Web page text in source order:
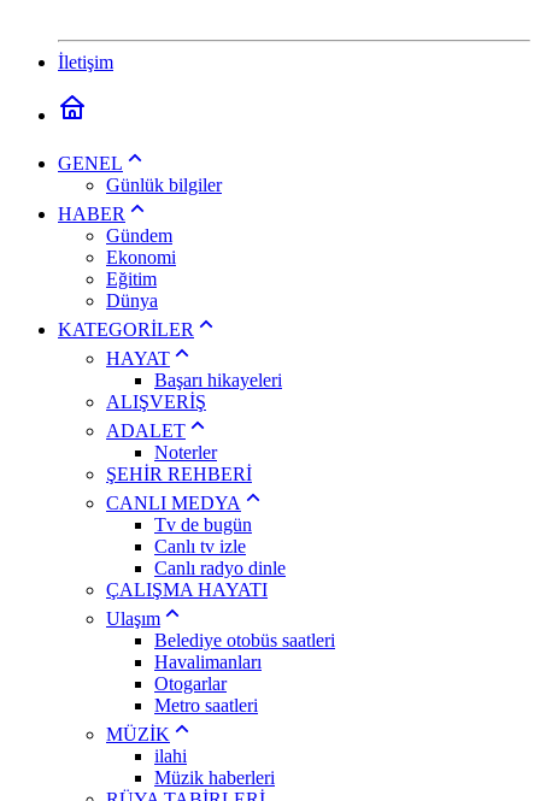
İletişim
GENEL
Günlük bilgiler
HABER
Gündem
Ekonomi
Eğitim
Dünya
KATEGORİLER
HAYAT
Başarı hikayeleri
ALIŞVERİŞ
ADALET
Noterler
ŞEHİR REHBERİ
CANLI MEDYA
Tv de bugün
Canlı tv izle
Canlı radyo dinle
ÇALIŞMA HAYATI
Ulaşım
Belediye otobüs saatleri
Havalimanları
Otogarlar
Metro saatleri
MÜZİK
ilahi
Müzik haberleri